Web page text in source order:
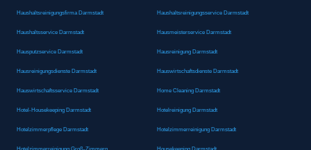
Haushaltsreinigungsfirma Darmstadt Haushaltsreinigungsservice Darmstadt
Haushaltsservice Darmstadt Hausmeisterservice Darmstadt
Hausputzservice Darmstadt Hausreinigung Darmstadt
Hausreinigungsdienste Darmstadt Hauswirtschaftsdienste Darmstadt
Hauswirtschaftsservice Darmstadt Home Cleaning Darmstadt
Hotel-Housekeeping Darmstadt Hotelreinigung Darmstadt
Hotelzimmerpflege Darmstadt Hotelzimmerreinigung Darmstadt